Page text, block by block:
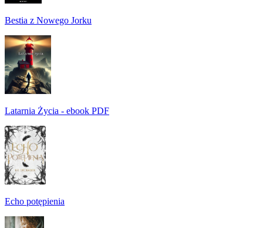
Bestia z Nowego Jorku
Latarnia Życia - ebook PDF
Echo potępienia